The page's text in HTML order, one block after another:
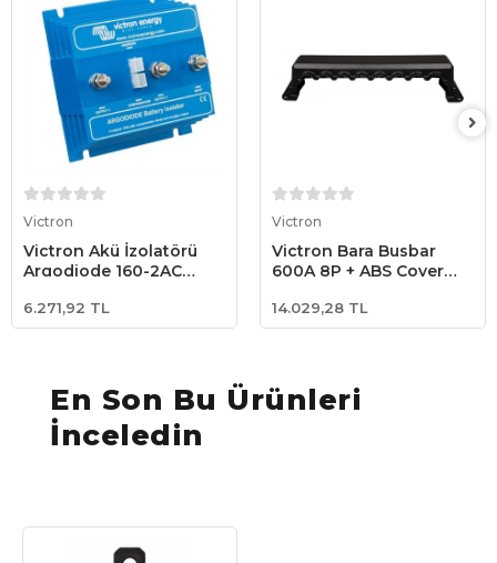
Victron
Victron Akü İzolatörü
Argodiode 160-2AC
(ARG160201020)
6.271,92 TL
Victron
Victron Bara Busbar
600A 8P + ABS Cover
14.029,28 TL
En Son Bu Ürünleri
İnceledin